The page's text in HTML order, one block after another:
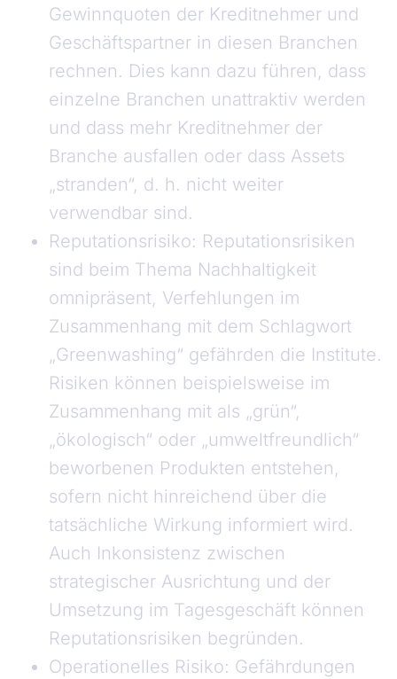
Gewinnquoten der Kreditnehmer und
Geschäftspartner in diesen Branchen
rechnen. Dies kann dazu führen, dass
einzelne Branchen unattraktiv werden
und dass mehr Kreditnehmer der
Branche ausfallen oder dass Assets
„stranden“, d. h. nicht weiter
verwendbar sind.
Reputationsrisiko: Reputationsrisiken
sind beim Thema Nachhaltigkeit
omnipräsent, Verfehlungen im
Zusammenhang mit dem Schlagwort
„Greenwashing“ gefährden die Institute.
Risiken können beispielsweise im
Zusammenhang mit als „grün“,
„ökologisch“ oder „umweltfreundlich“
beworbenen Produkten entstehen,
sofern nicht hinreichend über die
tatsächliche Wirkung informiert wird.
Auch Inkonsistenz zwischen
strategischer Ausrichtung und der
Umsetzung im Tagesgeschäft können
Reputationsrisiken begründen.
Operationelles Risiko: Gefährdungen